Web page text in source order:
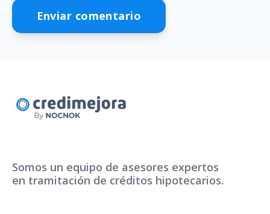
Somos un equipo de asesores expertos
en tramitación de créditos hipotecarios.